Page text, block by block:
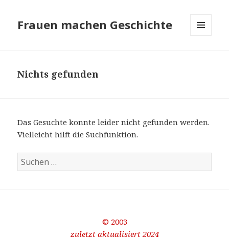
Frauen machen Geschichte
Nichts gefunden
Das Gesuchte konnte leider nicht gefunden werden.
Vielleicht hilft die Suchfunktion.
Suchen
nach:
© 2003
zuletzt aktualisiert 2024